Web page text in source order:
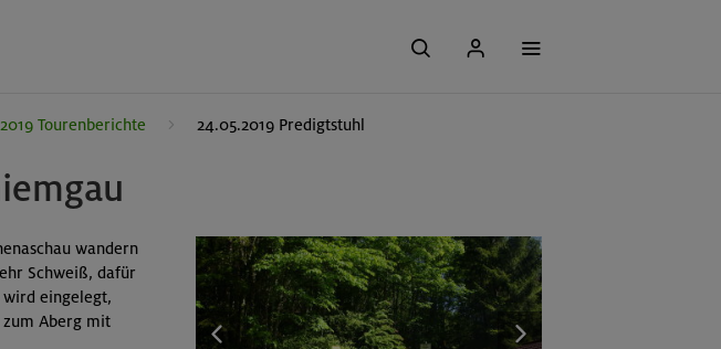
2019 Tourenberichte 24.05.2019 Predigtstuhl
wandern
Schweiß, dafür
eingelegt,
Aberg mit